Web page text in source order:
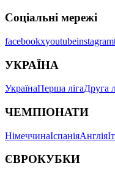
Соціальні мережі
facebookxyoutubeinstagram
УКРАЇНА
УкраїнаПерша лігаДруга
ЧЕМПІОНАТИ
НімеччинаІспаніяАнглія
ЄВРОКУБКИ